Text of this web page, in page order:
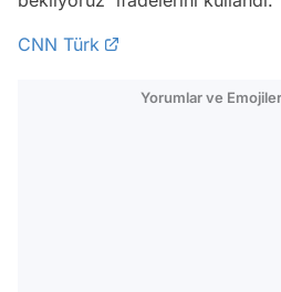
CNN Türk
Yorumlar ve Emojiler